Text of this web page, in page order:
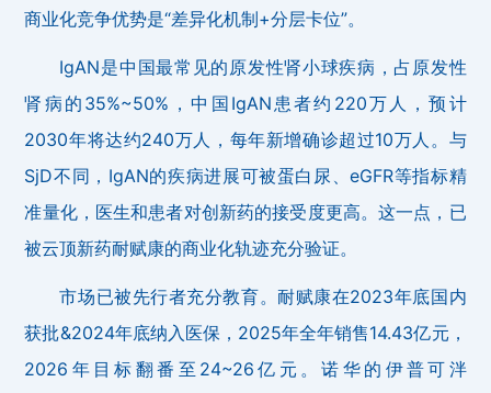
商业化竞争优势是“差异化机制+分层卡位”。
IgAN是中国最常见的原发性肾小球疾病，占原发性
肾病的35%~50%，中国IgAN患者约220万人，预计
2030年将达约240万人，每年新增确诊超过10万人。与
SjD不同，IgAN的疾病进展可被蛋白尿、eGFR等指标精
准量化，医生和患者对创新药的接受度更高。这一点，已
被云顶新药耐赋康的商业化轨迹充分验证。
市场已被先行者充分教育。耐赋康在2023年底国内
获批&2024年底纳入医保，2025年全年销售14.43亿元，
2026年目标翻番至24~26亿元。诺华的伊普可泮